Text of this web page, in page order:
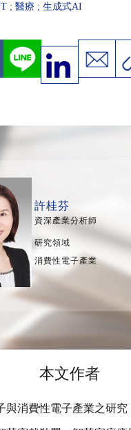
; 醫療 ; 生成式AI
許桂芬
資深產業分析師
研究領域
消費性電子產業
本文作者
與消費性電子產業之研